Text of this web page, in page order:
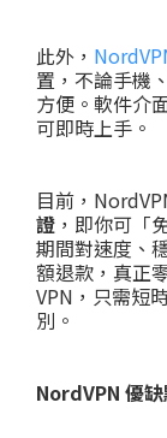
此外，
置，不論手機
方便。軟件介
可即時上手。
目前，
證 ，即你可「
期間對速度、
額退款，真正
VPN，只需短
別。
NordVPN 優